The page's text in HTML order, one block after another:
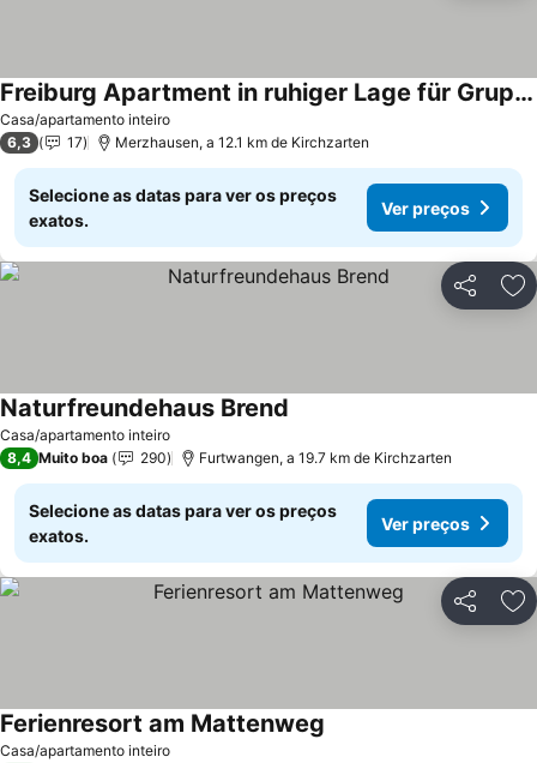
Casa/apartamento inteiro
Freiburg Apartment in ruhiger Lage für Gruppen oder Familien
6,3 17 Merzhausen, a 12.1 km de Kirchzarten
Selecione as datas para ver os preços
exatos.
Ver preços
Partilhar
Casa/apartamento inteiro
Naturfreundehaus Brend
8,4 Muito boa 290 Furtwangen, a 19.7 km de Kirchzarten
Selecione as datas para ver os preços
exatos.
Ver preços
Partilhar
Casa/apartamento inteiro
Ferienresort am Mattenweg